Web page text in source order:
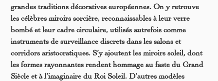
grandes traditions décoratives européennes. On y retrouve
les célèbres miroirs sorcière, reconnaissables à leur verre
bombé et leur cadre circulaire, utilisés autrefois comme
instruments de surveillance discrets dans les salons et
corridors aristocratiques. S’y ajoutent les miroirs soleil, dont
les formes rayonnantes rendent hommage au faste du Grand
Siècle et à l’imaginaire du Roi Soleil. D’autres modèles